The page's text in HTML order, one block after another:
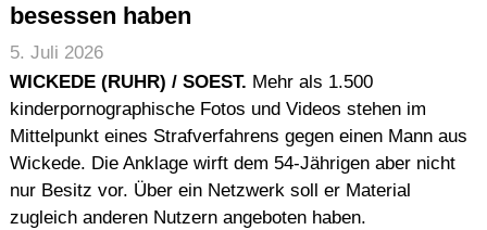
besessen haben
5. Juli 2026
WICKEDE (RUHR) / SOEST. Mehr als 1.500
kinderpornographische Fotos und Videos stehen im
Mittelpunkt eines Strafverfahrens gegen einen Mann aus
Wickede. Die Anklage wirft dem 54-Jährigen aber nicht
nur Besitz vor. Über ein Netzwerk soll er Material
zugleich anderen Nutzern angeboten haben.